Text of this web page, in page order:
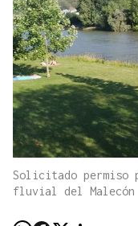
Solicitado permiso
fluvial del Malecón